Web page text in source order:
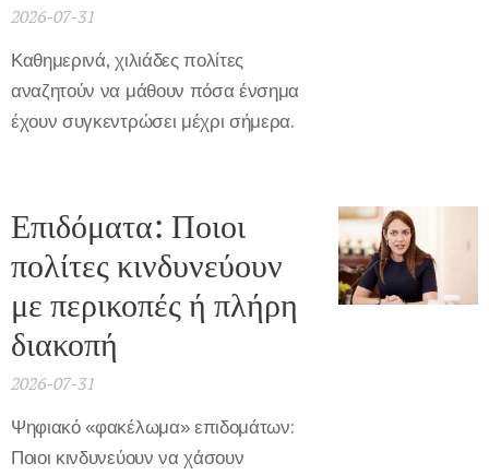
2026-07-31
Καθημερινά, χιλιάδες πολίτες
αναζητούν να μάθουν πόσα ένσημα
έχουν συγκεντρώσει μέχρι σήμερα.
Επιδόματα: Ποιοι
πολίτες κινδυνεύουν
με περικοπές ή πλήρη
διακοπή
2026-07-31
Ψηφιακό «φακέλωμα» επιδομάτων:
Ποιοι κινδυνεύουν να χάσουν